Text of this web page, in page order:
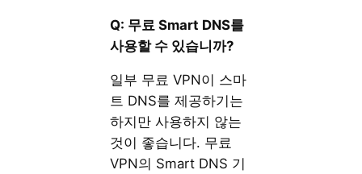
Q: 무료 Smart DNS를
사용할 수 있습니까?
일부 무료 VPN이 스마
트 DNS를 제공하기는
하지만 사용하지 않는
것이 좋습니다. 무료
VPN의 Smart DNS 기